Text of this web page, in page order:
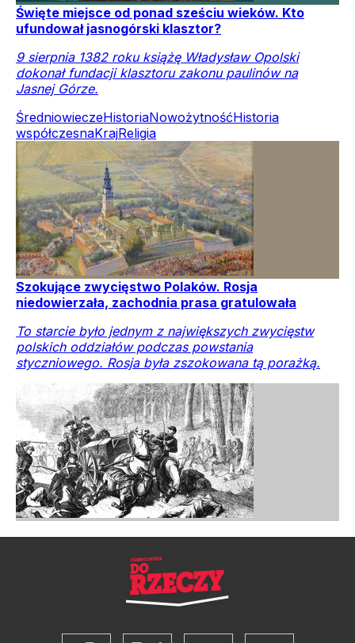
Święte miejsce od ponad sześciu wieków. Kto
ufundował jasnogórski klasztor?
9 sierpnia 1382 roku książę Władysław Opolski
dokonał fundacji klasztoru zakonu paulinów na
Jasnej Górze.
ŚredniowieczeHistoriaNowożytnośćHistoria
współczesnaKrajReligia
Szokujące zwycięstwo Polaków. Rosja
niedowierzała, zachodnia prasa gratulowała
To starcie było jednym z największych zwycięstw
polskich oddziałów podczas powstania
styczniowego. Rosja była zszokowana tą porażką.